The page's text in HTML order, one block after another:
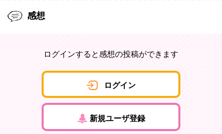
感想
ログインすると感想の投稿ができます
ログイン
新規ユーザ登録